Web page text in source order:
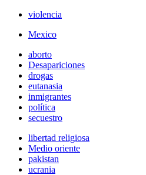
violencia
Mexico
aborto
Desapariciones
drogas
eutanasia
inmigrantes
política
secuestro
libertad religiosa
Medio oriente
pakistan
ucrania